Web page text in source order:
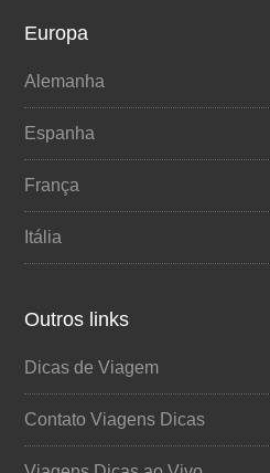
Europa
Alemanha
Espanha
França
Itália
Outros links
Dicas de Viagem
Contato Viagens Dicas